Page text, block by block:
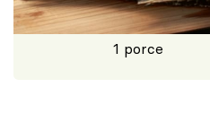
Škola vaření
Recepty z TV
1 porce